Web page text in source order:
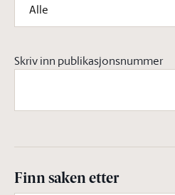
Alle
Skriv inn publikasjonsnummer
Finn saken etter